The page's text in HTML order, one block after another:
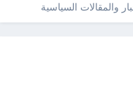
والمقالات السياسية